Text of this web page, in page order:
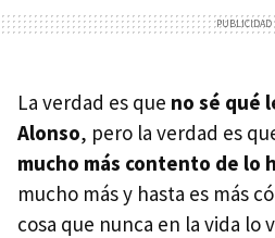
La verdad es que no sé qué
Alonso, pero la verdad es
mucho más contento de lo
mucho más y hasta es más
cosa que nunca en la vida lo